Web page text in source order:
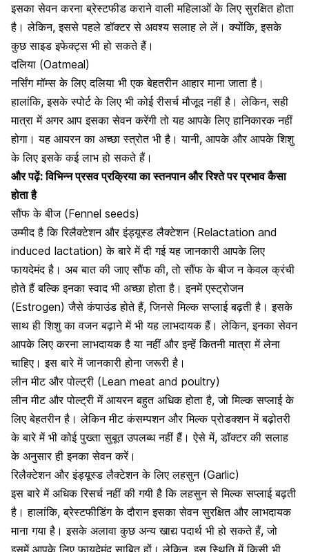
इसका सेवन करना ब्रेस्टफीड कराने वाली महिलाओं के लिए सुरक्षित होता
है। लेकिन, इससे पहले डॉक्टर से अवश्य सलाह ले लें। क्योंकि, इसके
कुछ साइड इफेक्ट्स भी हो सकते हैं।
दलिया (Oatmeal)
नर्सिंग मॉम्स के लिएदलिया भी एक बेहतरीन आहार माना जाता है ।
हालांकि, इसके स्पोर्ट के लिए भी कोई रीसर्च मौजूद नहीं है। लेकिन, सही
मात्रा में अगर आप इसका सेवन करेंगी तो यह आपके लिए हानिकारक नहीं
होगा। यह आयरन का अच्छा स्त्रोत भी है। यानी, आपके और आपके शिशु
के लिए इसके कई लाभ हो सकते हैं।
और पढ़ें:विभिन्न प्रसव प्रक्रिया का स्तनपान और रिश्ते पर प्रभाव कैसा
होता है
सौंफ के बीज (Fennel seeds)
उम्मीद है कि रिलैक्टेशन और इंड्यूस्ड लैक्टेशन (Relactation and
induced lactation) के बारे में दी गई यह जानकारी आपके लिए
फायदेमंद है। अब बात की जाए सौंफ की, तो सौंफ के बीज न केवल क्रंची
होते हैं बल्कि इनका स्वाद भी अच्छा होता है। इनमें एस्ट्रोजन
(Estrogen) जैसे कंपाउंड होते हैं, जिनसे मिल्क सप्लाई बढ़ती है। इसके
साथ हीशिशु का वजन बढ़ाने में भी यह लाभदायक हैं। लेकिन, इनका सेवन
आपके लिए करना लाभदायक है या नहीं और इन्हें कितनी मात्रा में लेना
चाहिए। इस बारे में जानकारी होना जरूरी है।
लीन मीट और पोल्ट्री (Lean meat and poultry)
लीन मीट और पोल्ट्री में आयरन बहुत अधिक होता है, जो मिल्क सप्लाई के
लिए बेहतरीन है। लेकिन मीट कंसम्पशन और मिल्क प्रोडक्शन में बढ़ोतरी
के बारे में भी कोई पुख्ता सुबूत उपलब्ध नहीं हैं। ऐसे में, डॉक्टर की सलाह
के अनुसार ही इनका सेवन करें।
रिलैक्टेशन और इंड्यूस्ड लैक्टेशन के लिए लहसुन (Garlic)
इस बारे में अधिक रिसर्च नहीं की गयी है किलहसुन से मिल्क सप्लाई बढ़ती
है । हालांकि, ब्रेस्टफीडिंग के दौरान इसका सेवन सुरक्षित और लाभदायक
माना गया है। इसके अलावा कुछ अन्य खाद्य पदार्थ भी हो सकते हैं, जो
इसमें आपके लिए फायदेमंद साबित हों। लेकिन, इस स्थिति में किसी भी